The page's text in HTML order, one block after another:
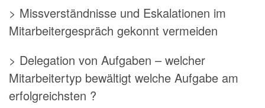
> Missverständnisse und Eskalationen im
Mitarbeitergespräch gekonnt vermeiden
> Delegation von Aufgaben – welcher
Mitarbeitertyp bewältigt welche Aufgabe am
erfolgreichsten ?